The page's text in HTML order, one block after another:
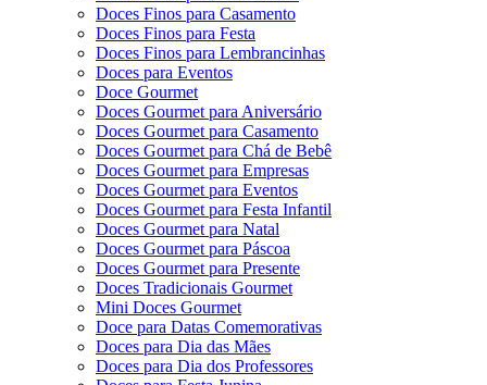
Doces Finos para Casamento
Doces Finos para Festa
Doces Finos para Lembrancinhas
Doces para Eventos
Doce Gourmet
Doces Gourmet para Aniversário
Doces Gourmet para Casamento
Doces Gourmet para Chá de Bebê
Doces Gourmet para Empresas
Doces Gourmet para Eventos
Doces Gourmet para Festa Infantil
Doces Gourmet para Natal
Doces Gourmet para Páscoa
Doces Gourmet para Presente
Doces Tradicionais Gourmet
Mini Doces Gourmet
Doce para Datas Comemorativas
Doces para Dia das Mães
Doces para Dia dos Professores